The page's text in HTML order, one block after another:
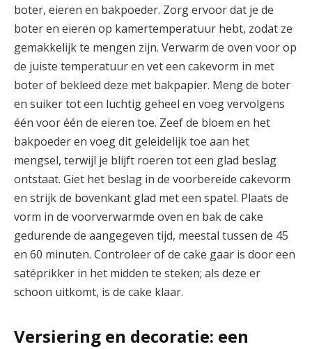
boter, eieren en bakpoeder. Zorg ervoor dat je de
boter en eieren op kamertemperatuur hebt, zodat ze
gemakkelijk te mengen zijn. Verwarm de oven voor op
de juiste temperatuur en vet een cakevorm in met
boter of bekleed deze met bakpapier. Meng de boter
en suiker tot een luchtig geheel en voeg vervolgens
één voor één de eieren toe. Zeef de bloem en het
bakpoeder en voeg dit geleidelijk toe aan het
mengsel, terwijl je blijft roeren tot een glad beslag
ontstaat. Giet het beslag in de voorbereide cakevorm
en strijk de bovenkant glad met een spatel. Plaats de
vorm in de voorverwarmde oven en bak de cake
gedurende de aangegeven tijd, meestal tussen de 45
en 60 minuten. Controleer of de cake gaar is door een
satéprikker in het midden te steken; als deze er
schoon uitkomt, is de cake klaar.
Versiering en decoratie: een